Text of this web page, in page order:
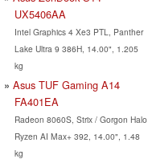
UX5406AA
Intel Graphics 4 Xe3 PTL, Panther
Lake Ultra 9 386H, 14.00", 1.205
kg
Asus TUF Gaming A14
FA401EA
Radeon 8060S, Strix / Gorgon Halo
Ryzen AI Max+ 392, 14.00", 1.48
kg